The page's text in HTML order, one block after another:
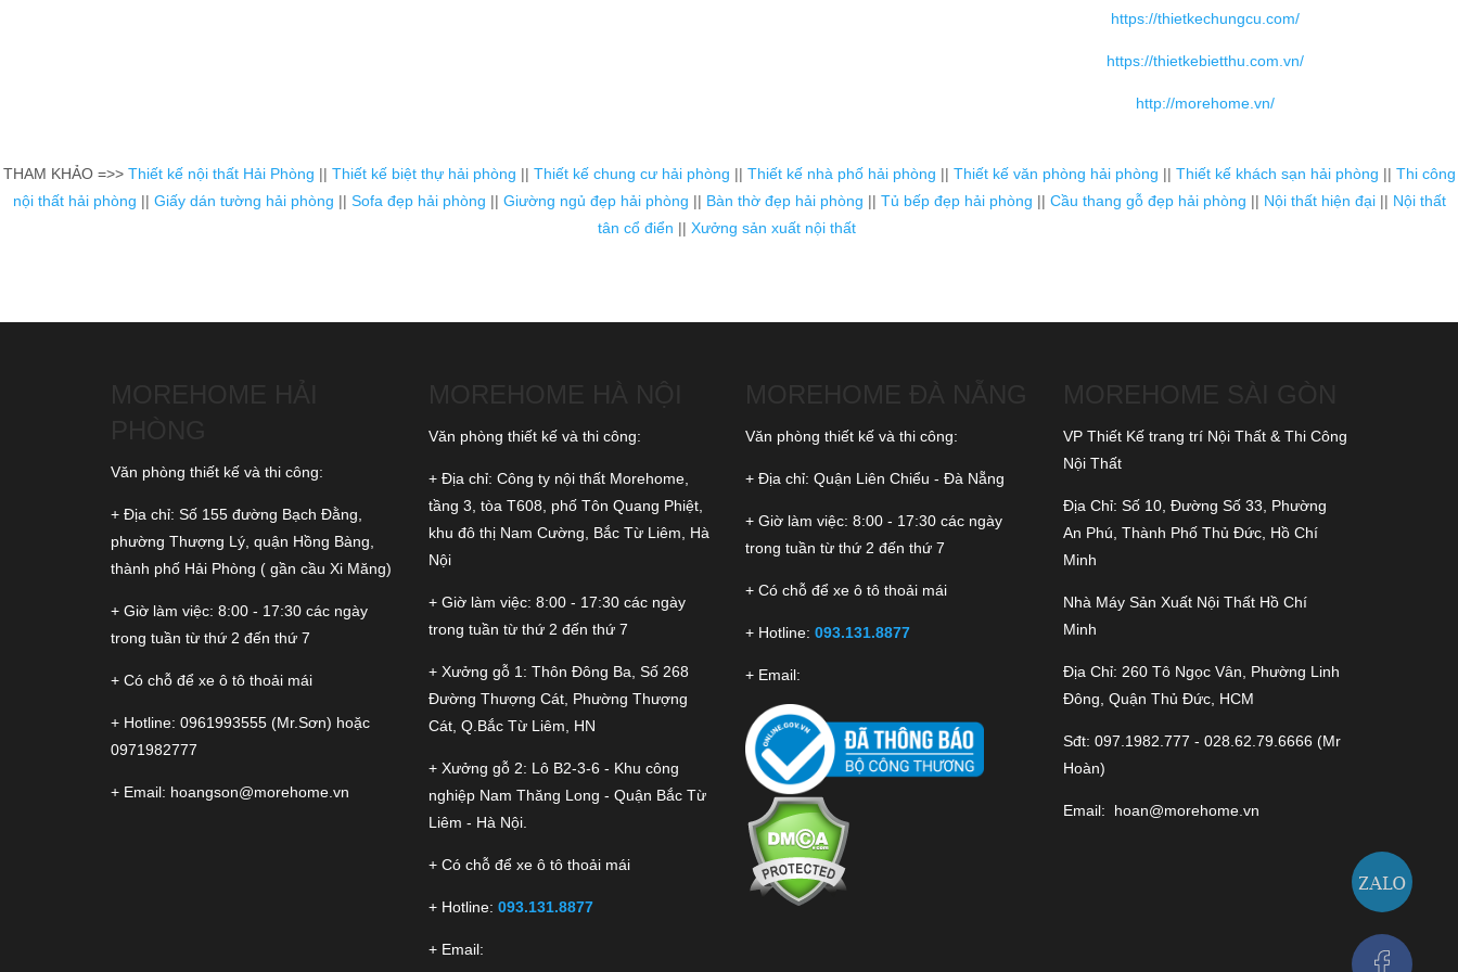
https://thietkechungcu.com/
https://thietkebietthu.com.vn/
http://morehome.vn/
THAM KHẢO =>> Thiết kế nội thất Hải Phòng || Thiết kế biệt thự hải phòng || Thiết kế chung cư hải phòng || Thiết kế nhà phố hải phòng || Thiết kế văn phòng hải phòng || Thiết kế khách sạn hải phòng || Thi công
nội thất hải phòng || Giấy dán tường hải phòng || Sofa đẹp hải phòng || Giường ngủ đẹp hải phòng || Bàn thờ đẹp hải phòng || Tủ bếp đẹp hải phòng || Cầu thang gỗ đẹp hải phòng || Nội thất hiện đại|| Nội thất
tân cổ điển || Xưởng sản xuất nội thất
Văn phòng thiết kế và thi công:
+ Địa chỉ: Số 155 đường Bạch Đằng,
phường Thượng Lý, quận Hồng Bàng,
thành phố Hải Phòng ( gần cầu Xi Măng)
+ Giờ làm việc: 8:00 - 17:30 các ngày
trong tuần từ thứ 2 đến thứ 7
+ Có chỗ để xe ô tô thoải mái
+ Hotline: 0961993555 (Mr.Sơn) hoặc
0971982777
+ Email: hoangson@morehome.vn
Văn phòng thiết kế và thi công:
+ Địa chỉ: Công ty nội thất Morehome,
tầng 3, tòa T608, phố Tôn Quang Phiệt,
khu đô thị Nam Cường, Bắc Từ Liêm, Hà
Nội
+ Giờ làm việc: 8:00 - 17:30 các ngày
trong tuần từ thứ 2 đến thứ 7
+ Xưởng gỗ 1: Thôn Đông Ba, Số 268
Đường Thượng Cát, Phường Thượng
Cát, Q.Bắc Từ Liêm, HN
+ Xưởng gỗ 2: Lô B2-3-6 - Khu công
nghiệp Nam Thăng Long - Quận Bắc Từ
Liêm - Hà Nội.
+ Có chỗ để xe ô tô thoải mái
+ Hotline: 093.131.8877
+ Email:
Văn phòng thiết kế và thi công:
+ Địa chỉ: Quận Liên Chiểu - Đà Nẵng
+ Giờ làm việc: 8:00 - 17:30 các ngày
trong tuần từ thứ 2 đến thứ 7
+ Có chỗ để xe ô tô thoải mái
+ Hotline: 093.131.8877
+ Email:
VP Thiết Kế trang trí Nội Thất & Thi Công
Nội Thất
Địa Chỉ: Số 10, Đường Số 33, Phường
An Phú, Thành Phố Thủ Đức, Hồ Chí
Minh
Nhà Máy Sản Xuất Nội Thất Hồ Chí
Minh
Địa Chỉ: 260 Tô Ngọc Vân, Phường Linh
Đông, Quận Thủ Đức, HCM
Sđt: 097.1982.777 - 028.62.79.6666 (Mr
Hoàn)
Email: hoan@morehome.vn